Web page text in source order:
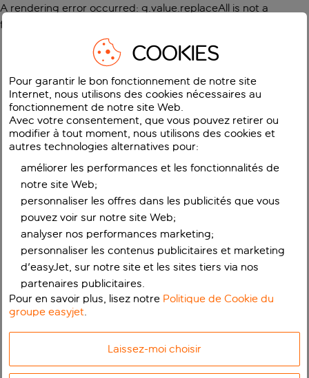
A rendering error occurred: g.value.replaceAll is not a
function
COOKIES
Pour garantir le bon fonctionnement de notre site
Internet, nous utilisons des cookies nécessaires au
fonctionnement de notre site Web.
Avec votre consentement, que vous pouvez retirer ou
modifier à tout moment, nous utilisons des cookies et
autres technologies alternatives pour:
améliorer les performances et les fonctionnalités de
notre site Web;
personnaliser les offres dans les publicités que vous
pouvez voir sur notre site Web;
analyser nos performances marketing;
personnaliser les contenus publicitaires et marketing
d'easyJet, sur notre site et les sites tiers via nos
partenaires publicitaires.
Pour en savoir plus, lisez notre Politique de Cookie du
groupe easyjet.
Laissez-moi choisir